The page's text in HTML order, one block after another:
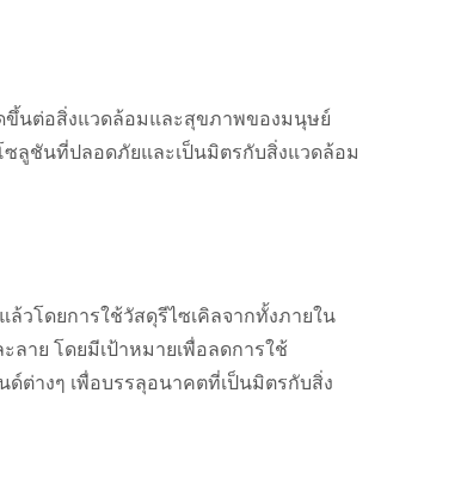
ขึ้นต่อสิ่งแวดล้อมและสุขภาพของมนุษย์
ซลูชันที่ปลอดภัยและเป็นมิตรกับสิ่งแวดล้อม
ล้วโดยการใช้วัสดุรีไซเคิลจากทั้งภายใน
าย โดยมีเป้าหมายเพื่อลดการใช้
ต่างๆ เพื่อบรรลุอนาคตที่เป็นมิตรกับสิ่ง